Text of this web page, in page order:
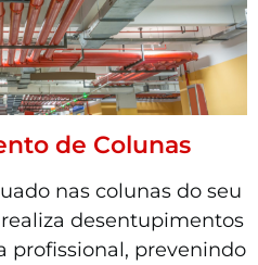
de Colunas
nas colunas do seu
desentupimentos
profissional, prevenindo